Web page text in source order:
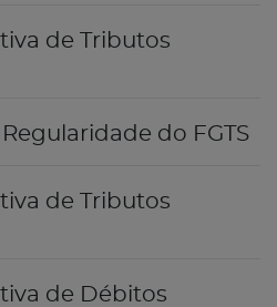
de Tributos
do FGTS
de Tributos
de Débitos